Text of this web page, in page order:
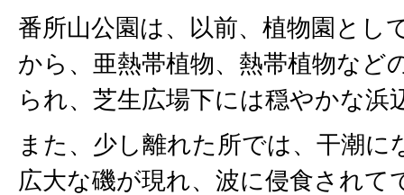
番所山公園は、以前、植物園とし
から、亜熱帯植物、熱帯植物など
られ、芝生広場下には穏やかな浜
また、少し離れた所では、干潮に
広大な磯が現れ、波に侵食されて